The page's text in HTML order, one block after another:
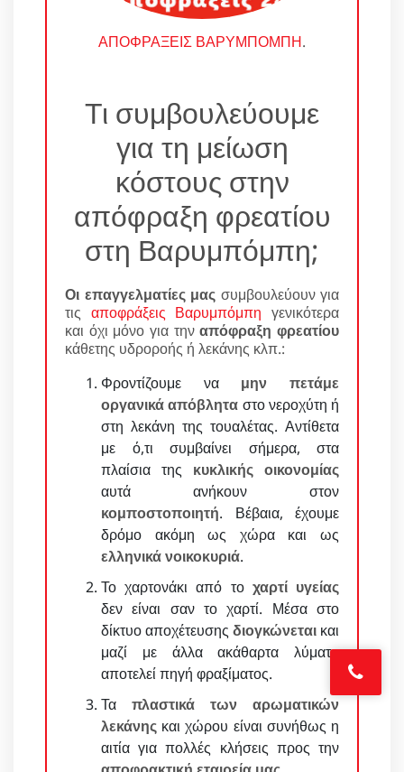
ΑΠΟΦΡΑΞΕΙΣ ΒΑΡΥΜΠΟΜΠΗ.
Τι συμβουλεύουμε
για τη μείωση
κόστους στην
απόφραξη φρεατίου
στη Βαρυμπόμπη;
Οι επαγγελματίες μας συμβουλεύουν για
τις αποφράξεις Βαρυμπόμπη γενικότερα
και όχι μόνο για τηναπόφραξη φρεατίου
κάθετης υδροροής ή λεκάνης κλπ.:
Φροντίζουμε να μην πετάμε
οργανικά απόβλητα στο νεροχύτη ή
στη λεκάνη της τουαλέτας. Αντίθετα
με ό,τι συμβαίνει σήμερα, στα
πλαίσια της κυκλικής οικονομίας
αυτά ανήκουν στον
κομποστοποιητή. Βέβαια, έχουμε
δρόμο ακόμη ως χώρα και ως
ελληνικά νοικοκυριά.
Το χαρτονάκι από το χαρτί υγείας
δεν είναι σαν το χαρτί. Μέσα στο
δίκτυο αποχέτευσης διογκώνεται και
μαζί με άλλα ακάθαρτα λύματα
αποτελεί πηγή φραξίματος.
Τα πλαστικά των αρωματικών
λεκάνης και χώρου είναι συνήθως η
αιτία για πολλές κλήσεις προς την